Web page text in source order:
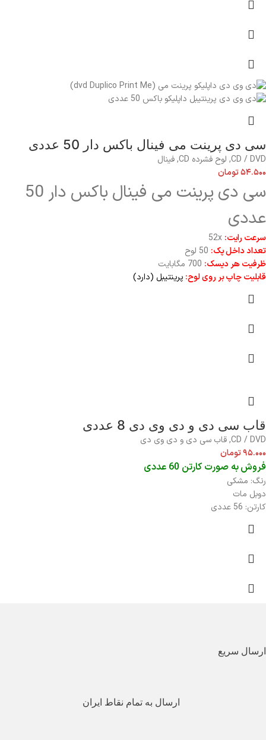
سی دی پرینت می فینال باکس دار 50 عددی
CD / DVD
, لوح فشرده CD ,فینال
۵۴.۵۰۰تومان
سی دی پرینت می فینال باکس دار 50
عددی
سرعت رایت:
تعداد داخل پک: 50 لوح
ظرفیت هر دیسک:
قابلیت چاپ بر روی لوح: پرینتیبل (دارد)
قاب سی دی و دی وی دی 8 عددی
CD / DVD
,قاب سی دی و دی وی دی
۹۵.۰۰۰تومان
فروش به صورت کارتن 60 عددی
رنگ: مشکی
دوبل مات
کارتن: 56 عددی
ارسال سریع
ارسال به تمام نقاط ایران